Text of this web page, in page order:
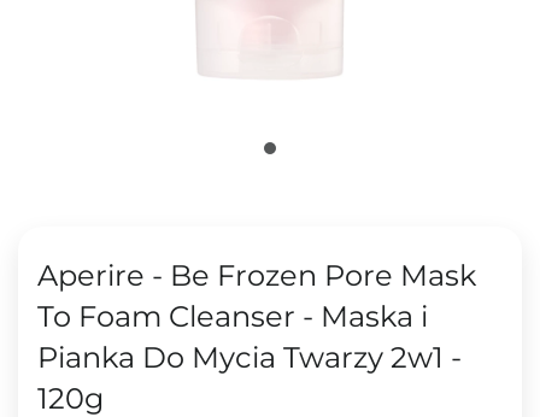
Aperire - Be Frozen Pore Mask
To Foam Cleanser - Maska i
Pianka Do Mycia Twarzy 2w1 -
120g